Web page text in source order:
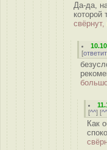
Да-да,
которой
свёрнут,
[
[^^] [
Как